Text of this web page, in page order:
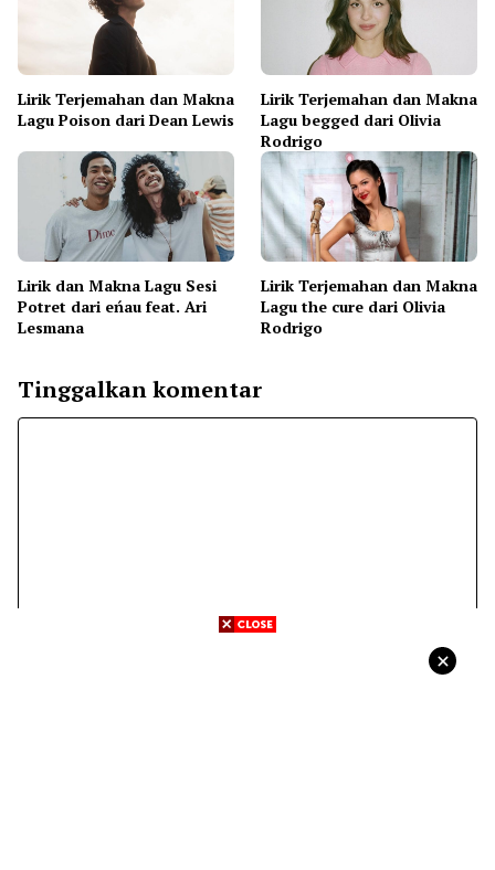
Lirik Terjemahan dan Makna
Lagu Poison dari Dean Lewis
Lirik Terjemahan dan Makna
Lagu begged dari Olivia
Rodrigo
Lirik dan Makna Lagu Sesi
Potret dari eńau feat. Ari
Lesmana
Lirik Terjemahan dan Makna
Lagu the cure dari Olivia
Rodrigo
Tinggalkan komentar
Komentar